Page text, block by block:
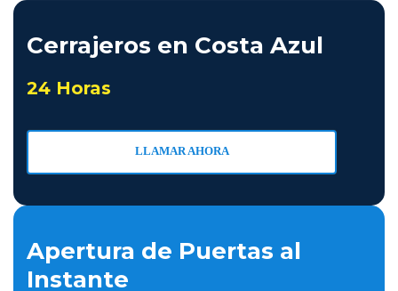
Cerrajeros en Costa Azul
24 Horas
LLAMAR AHORA
Apertura de Puertas al
Instante